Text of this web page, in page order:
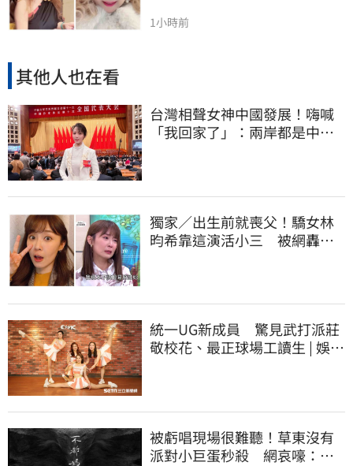
1小時前
其他人也在看
台灣相聲女神中國發展！嗨喊
「我回家了」：兩岸都是中國
獨家／出生前就喪父！驕女林
昀希靠這演活小三 被網轟去
統一UG新成員 驚見武打派莊
敬校花、最正球場工讀生 | 娛樂
被虧唱現場很難聽！草東沒有
派對小巨蛋秒殺 網哀嚎：求